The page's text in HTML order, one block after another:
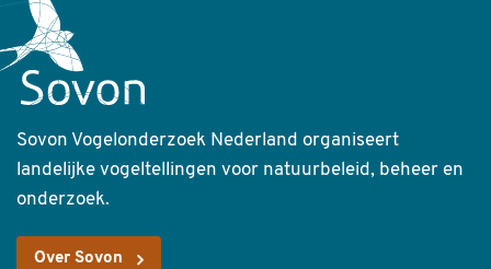
Sovon Vogelonderzoek Nederland organiseert
landelijke vogeltellingen voor natuurbeleid, beheer en
onderzoek.
Over Sovon